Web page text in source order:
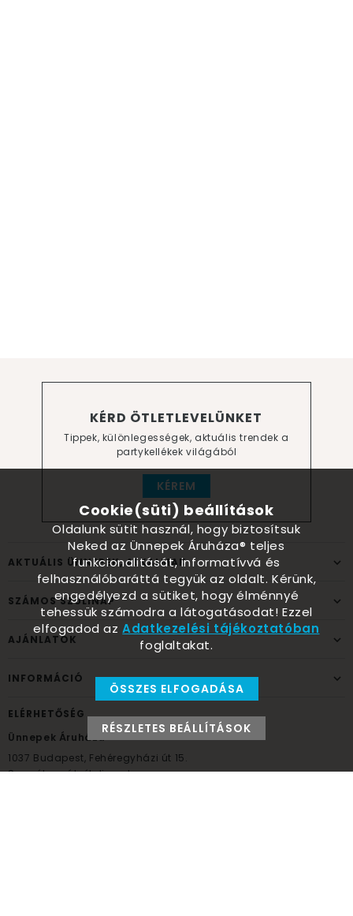
KÉRD ÖTLETLEVELÜNKET
Tippek, különlegességek, aktuális trendek a
partykellékek világából
KÉREM
AKTUÁLIS ÜNNEPEK, ALKALMAK
SZÁMOS SZÜLINAP
AJÁNLATOK
INFORMÁCIÓ
ELÉRHETŐSÉG
Ünnepek Áruháza
1037 Budapest, Fehéregyházi út 15.
Személyes átvételi pont
Cookie(süti) beállítások
Oldalunk sütit használ, hogy biztosítsuk
Neked az Ünnepek Áruháza® teljes
funkcionalitását, informatívvá és
felhasználóbaráttá tegyük az oldalt. Kérünk,
engedélyezd a sütiket, hogy élménnyé
tehessük számodra a látogatásodat! Ezzel
elfogadod azAdatkezelési tájékoztatóban
foglaltakat.
ÖSSZES ELFOGADÁSA
RÉSZLETES BEÁLLÍTÁSOK